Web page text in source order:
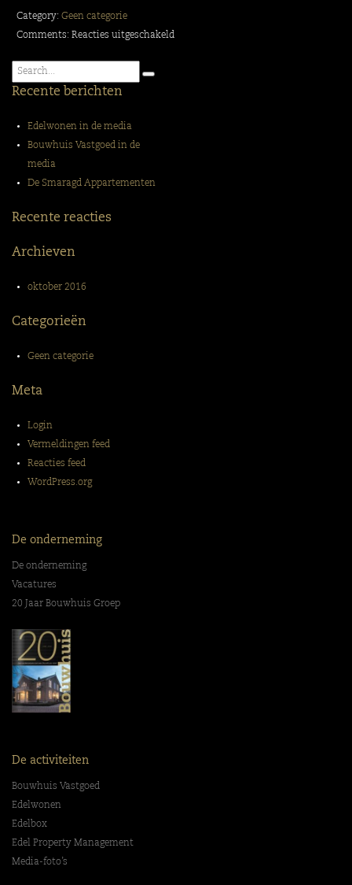
Category: Geen categorie
Comments: Reacties uitgeschakeld
Recente berichten
Edelwonen in de media
Bouwhuis Vastgoed in de
media
De Smaragd Appartementen
Recente reacties
Archieven
oktober 2016
Categorieën
Geen categorie
Meta
Login
Vermeldingen feed
Reacties feed
WordPress.org
De onderneming
De onderneming
Vacatures
20 Jaar Bouwhuis Groep
De activiteiten
Bouwhuis Vastgoed
Edelwonen
Edelbox
Edel Property Management
Media-foto’s